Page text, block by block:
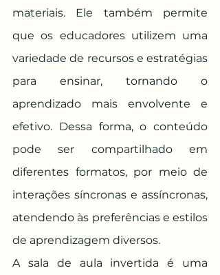
materiais. Ele também permite
que os educadores utilizem uma
variedade de recursos e estratégias
para ensinar, tornando o
aprendizado mais envolvente e
efetivo. Dessa forma, o conteúdo
pode ser compartilhado em
diferentes formatos, por meio de
interações síncronas e assíncronas,
atendendo às preferências e estilos
de aprendizagem diversos.
A sala de aula invertida é uma